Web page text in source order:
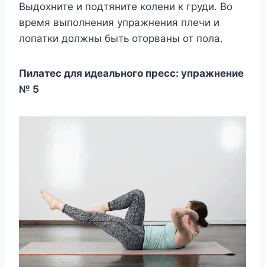
Выдохните и подтяните колени к груди. Во
время выполнения упражнения плечи и
лопатки должны быть оторваны от пола.
Пилатес для идеального пресс: упражнение
№ 5